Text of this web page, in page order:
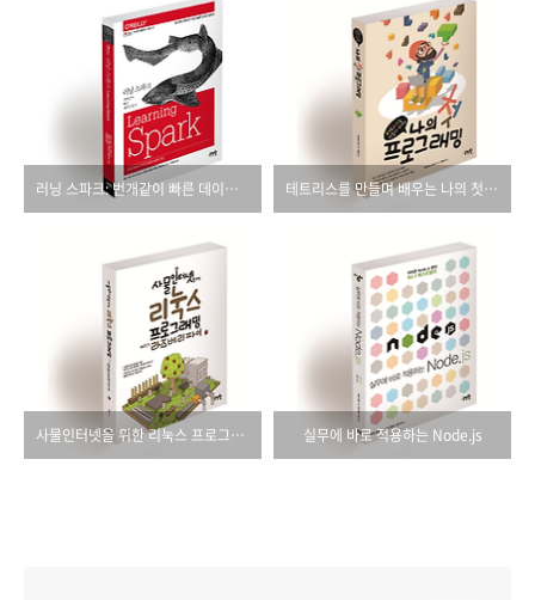
러닝 스파크: 번개같이 빠른 데이터 분석 테트리스를 만들며 배우는 나의 첫 프로그래밍
사물인터넷을 위한 리눅스 프로그래밍 with 라즈베리 파이 실무에 바로 적용하는 Node.js